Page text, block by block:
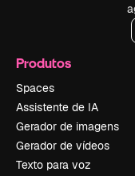
Produtos
Spaces
Assistente de IA
Gerador de imagens
Gerador de vídeos
Texto para voz